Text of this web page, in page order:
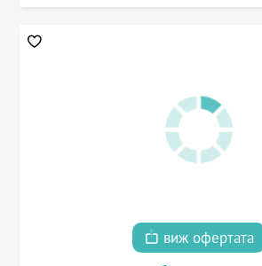
виж офертата